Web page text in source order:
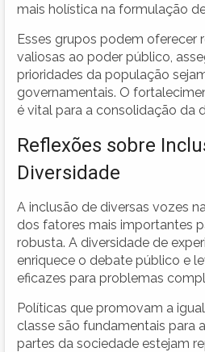
mais holística na formulação
Esses grupos podem oferecer
valiosas ao poder público,
prioridades da população
governamentais. O
é vital para a consolidação da
Reflexões sobre
Diversidade
A inclusão de diversas vozes
dos fatores mais importantes
robusta. A diversidade de
enriquece o debate público e
eficazes para problemas
Políticas que promovam a
classe são fundamentais para
partes da sociedade estejam